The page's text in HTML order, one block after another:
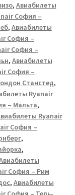
, Авиабилеты
София –
, Авиабилеты
София –
София –
, Авиабилеты
София –
Станстед,
Ryanair
– Мальта,
Ryanair
София –
,
,
София – Рим
, Авиабилеты